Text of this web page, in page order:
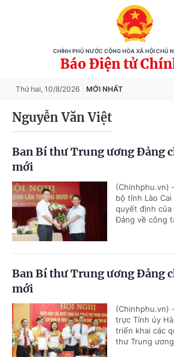
CHÍNH PHỦ NƯỚC CỘNG HÒA XÃ HỘI CHỦ
Báo Điện tử
Thứ hai, 10/8/2026 MỚI NHẤT
Nguyễn Văn Việt
Ban Bí thư Trung ương Đảng
mới
(Chinhphu.vn)
bộ tỉnh Lào
quyết định của
Đảng về công
Ban Bí thư Trung ương Đảng
mới
(Chinhphu.vn)
trực Tỉnh ủy
triển khai các
thư Trung